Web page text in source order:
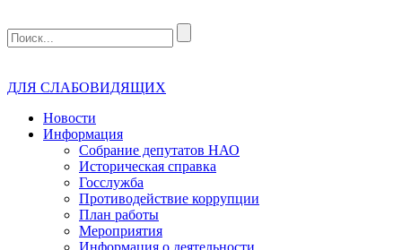
ДЛЯ СЛАБОВИДЯЩИХ
Новости
Информация
Собрание депутатов НАО
Историческая справка
Госслужба
Противодействие коррупции
План работы
Мероприятия
Информация о деятельности